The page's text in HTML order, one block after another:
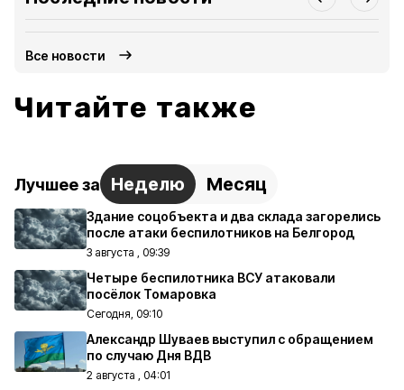
Все новости
Читайте также
Лучшее за Неделю Месяц
Здание соцобъекта и два склада загорелись
после атаки беспилотников на Белгород
3 августа , 09:39
Четыре беспилотника ВСУ атаковали
посёлок Томаровка
Сегодня, 09:10
Александр Шуваев выступил с обращением
по случаю Дня ВДВ
2 августа , 04:01